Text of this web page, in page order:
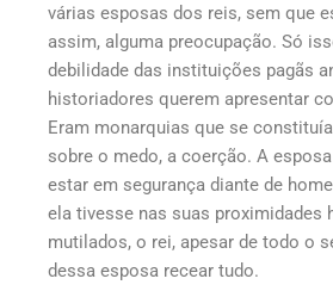
várias esposas dos reis, sem que
assim, alguma preocupação. Só
debilidade das instituições pagãs
historiadores querem apresentar
Eram monarquias que se
sobre o medo, a coerção. A
estar em segurança diante de
ela tivesse nas suas proximidades
mutilados, o rei, apesar de todo o
dessa esposa recear tudo.